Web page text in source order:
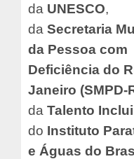
da UNESCO,
da Secretaria
da Pessoa com
Deficiência do
Janeiro (SMPD-
da Talento
do Instituto
e Águas do